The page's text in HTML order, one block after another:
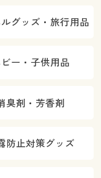
ルグッズ・旅行用品
ー・子供用品
臭剤・芳香剤
防止対策グッズ